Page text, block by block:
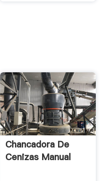
Chancadora De
Cenizas Manual